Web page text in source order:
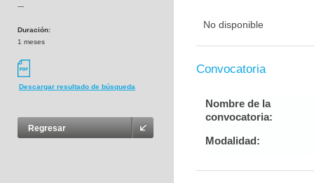
---
Duración:
1 meses
Descargar resultado de búsqueda
Regresar
No disponible
Convocatoria
Nombre de la
convocatoria:
Modalidad: